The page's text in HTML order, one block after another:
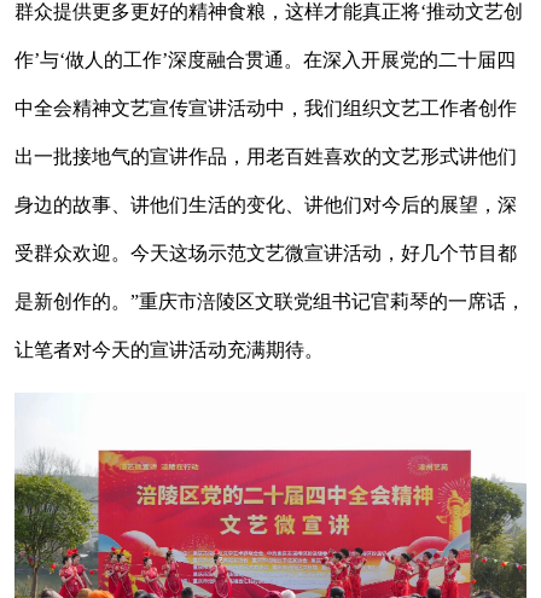
群众提供更多更好的精神食粮，这样才能真正将‘推动文艺创
作’与‘做人的工作’深度融合贯通。在深入开展党的二十届四
中全会精神文艺宣传宣讲活动中，我们组织文艺工作者创作
出一批接地气的宣讲作品，用老百姓喜欢的文艺形式讲他们
身边的故事、讲他们生活的变化、讲他们对今后的展望，深
受群众欢迎。今天这场示范文艺微宣讲活动，好几个节目都
是新创作的。”重庆市涪陵区文联党组书记官莉琴的一席话，
让笔者对今天的宣讲活动充满期待。